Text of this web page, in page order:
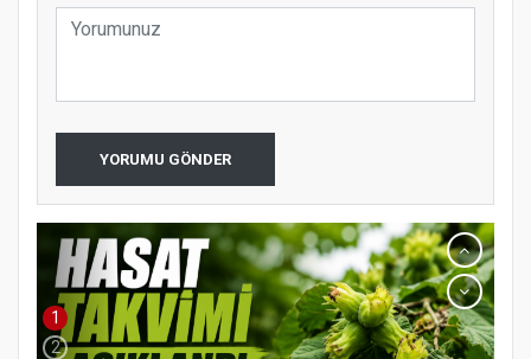
YORUMU GÖNDER
1
2